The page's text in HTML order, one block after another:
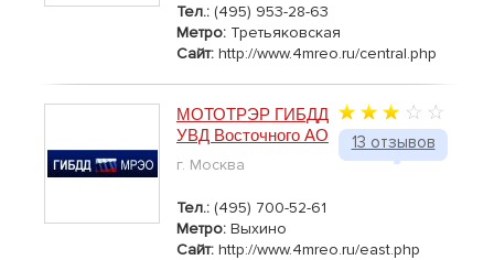
Тел.: (495) 953-28-63
Метро: Третьяковская
Сайт: http://www.4mreo.ru/central.php
13 отзывов
МОТОТРЭР ГИБДД
УВД Восточного АО
г. Москва
Тел.: (495) 700-52-61
Метро: Выхино
Сайт: http://www.4mreo.ru/east.php